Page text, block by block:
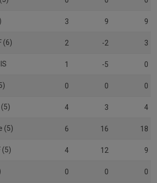
3 9 9
(6) 2 -2 3
1 -5 0
0 0 0
(5) 4 3 4
(5) 6 16 18
(5) 4 12 9
0 0 0